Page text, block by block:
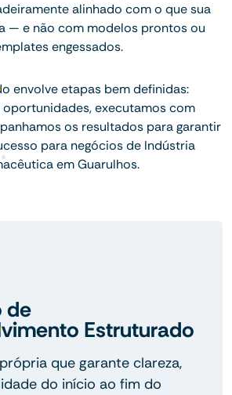
alinhado com o que sua
— e não com modelos prontos ou
engessados.
envolve etapas bem definidas:
oportunidades, executamos com
os resultados para garantir
para negócios de Indústria
em Guarulhos.
de
Estruturado
que garante clareza,
do início ao fim do